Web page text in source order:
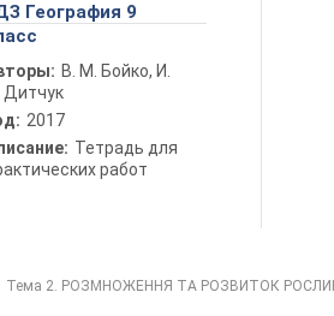
География 9
В. М. Бойко, И.
Дитчук
2017
Тетрадь для
работ
Тема 2. РОЗМНОЖЕННЯ ТА РОЗВИТОК